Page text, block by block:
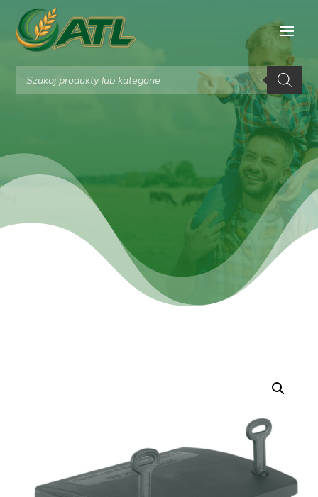
Wyszukiwarka
produktów